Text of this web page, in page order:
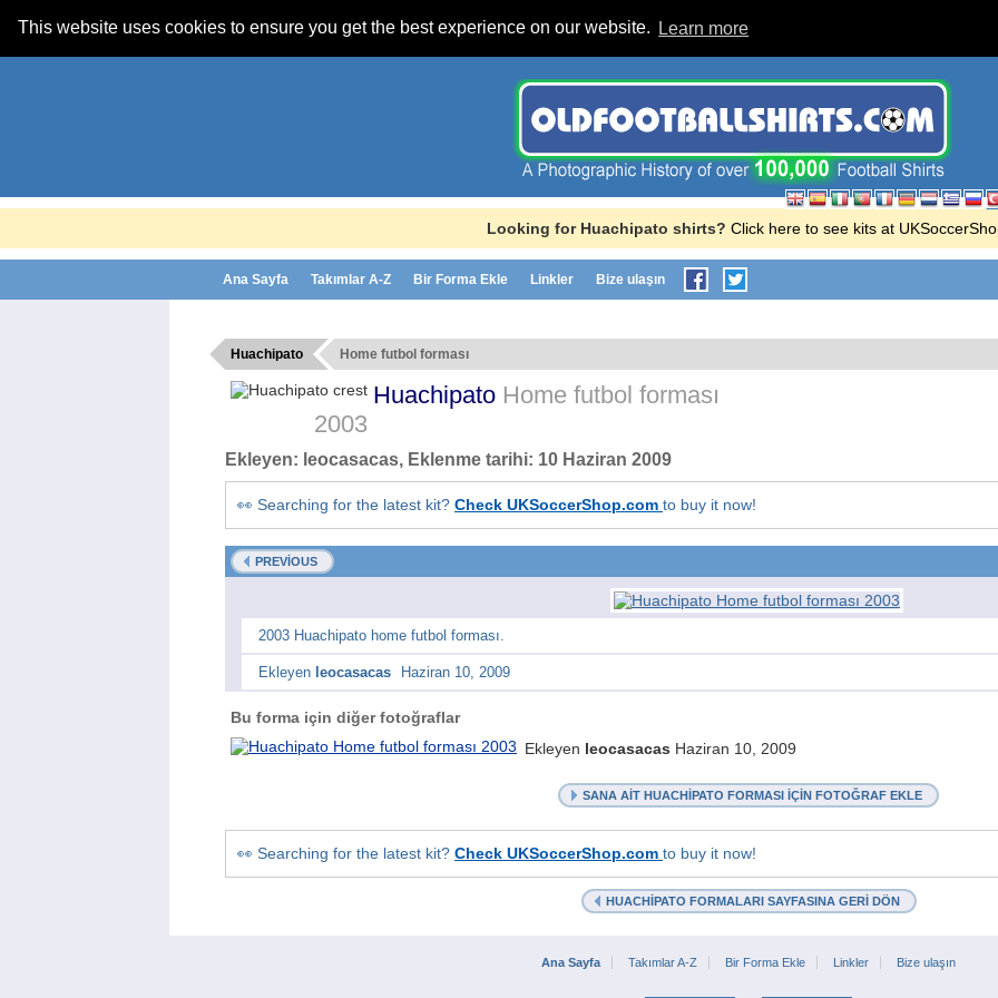
This website uses cookies to ensure you get the best experience on our website. Learn more
Looking for Huachipato shirts? Click here to see kits at
Ana Sayfa Takımlar A-Z Bir Forma Ekle Linkler Bize ulaşın
Huachipato Home futbol forması
Huachipato Home futbol forması
2003
Ekleyen: leocasacas, Eklenme tarihi: 10 Haziran 2009
👀 Searching for the latest kit? Check UKSoccerShop.com to buy it now!
PREVIOUS
2003 Huachipato home futbol forması.
Ekleyen leocasacas Haziran 10, 2009
Bu forma için diğer fotoğraflar
Ekleyen leocasacas Haziran 10, 2009
SANA AIT HUACHIPATO FORMASI IÇIN FOTOĞRAF EKLE
👀 Searching for the latest kit? Check UKSoccerShop.com to buy it now!
HUACHIPATO FORMALARI SAYFASINA GERI DÖN
Ana Sayfa Takımlar A-Z Bir Forma Ekle Linkler Bize ulaşın